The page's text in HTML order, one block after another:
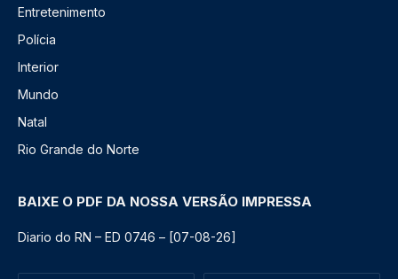
Entretenimento
Polícia
Interior
Mundo
Natal
Rio Grande do Norte
BAIXE O PDF DA NOSSA VERSÃO IMPRESSA
Diario do RN – ED 0746 – [07-08-26]